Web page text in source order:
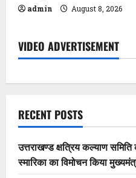
admin August 8, 2026
VIDEO ADVERTISEMENT
RECENT POSTS
उत्तराखण्ड क्षत्रिय कल्याण
स्मारिका का विमोचन किया